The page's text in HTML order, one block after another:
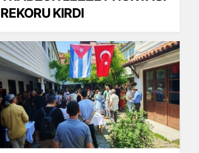
REKORU KIRDI